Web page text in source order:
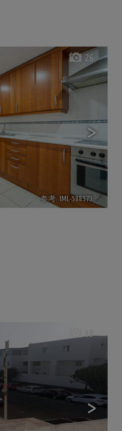
>
26
参考. IML-588573 🔗
>
15